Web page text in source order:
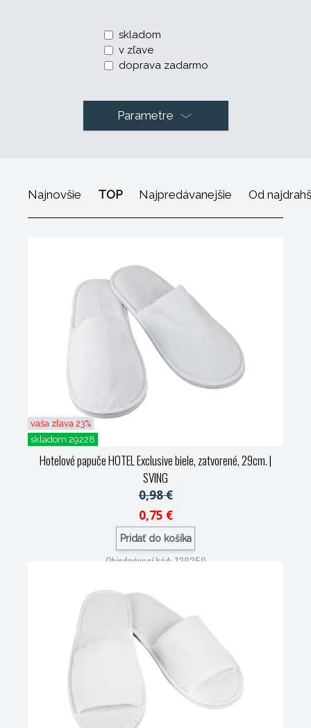
skladom
v zľave
doprava zadarmo
Parametre
Najnovšie TOP Najpredávanejšie Od
vaša zľava 23%
skladom 29228
Hotelové papuče HOTEL Exclusive biele, zatvorené, 29cm.|
SVING
0,98 €
0,75 €
Pridať do košíka
Objednávací kód: 120250